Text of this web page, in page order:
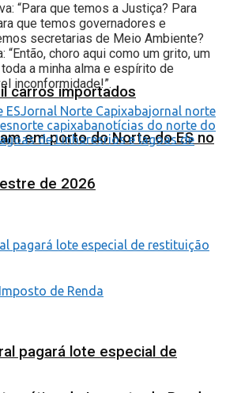
carros importados
em porto do Norte do ES no
de 2026
pagará lote especial de
“Para que temos a Justiça? Para
que temos governadores e
secretarias de Meio Ambiente?
“Então, choro aqui como um grito, um
a minha alma e espírito de
inconformidade!”.
ESJornal Norte Capixabajornal norte
norte capixabanotícias do norte do
de Linharesrios e lagoas de